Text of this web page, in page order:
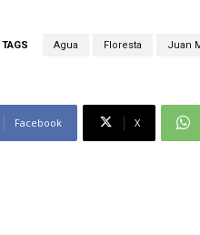
TAGS Agua Floresta Juan
Facebook X